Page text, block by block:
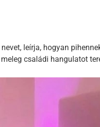
leírja, hogyan
családi hangulatot